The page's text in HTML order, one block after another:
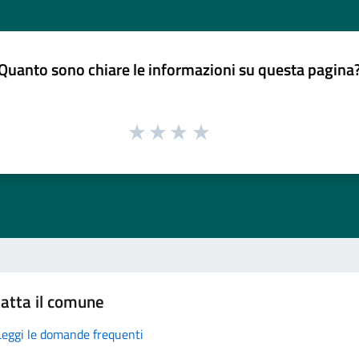
sono chiare le informazioni su questa
il comune
le domande frequenti